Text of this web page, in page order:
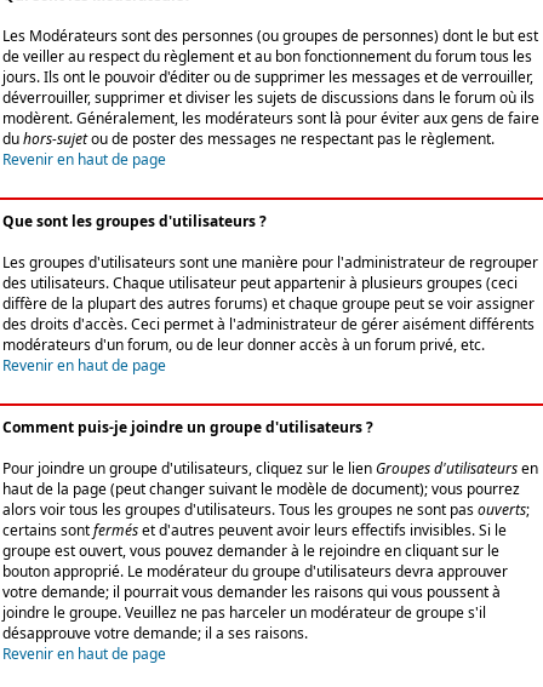
Les Modérateurs sont des personnes (ou groupes de personnes) dont le but est
de veiller au respect du règlement et au bon fonctionnement du forum tous les
jours. Ils ont le pouvoir d'éditer ou de supprimer les messages et de verrouiller,
déverrouiller, supprimer et diviser les sujets de discussions dans le forum où ils
modèrent. Généralement, les modérateurs sont là pour éviter aux gens de faire
duhors-sujetou de poster des messages ne respectant pas le règlement.
Revenir en haut de page
Que sont les groupes d'utilisateurs ?
Les groupes d'utilisateurs sont une manière pour l'administrateur de regrouper
des utilisateurs. Chaque utilisateur peut appartenir à plusieurs groupes (ceci
diffère de la plupart des autres forums) et chaque groupe peut se voir assigner
des droits d'accès. Ceci permet à l'administrateur de gérer aisément différents
modérateurs d'un forum, ou de leur donner accès à un forum privé, etc.
Revenir en haut de page
Comment puis-je joindre un groupe d'utilisateurs ?
Pour joindre un groupe d'utilisateurs, cliquez sur le lienGroupes d'utilisateursen
haut de la page (peut changer suivant le modèle de document); vous pourrez
alors voir tous les groupes d'utilisateurs. Tous les groupes ne sont pasouverts;
certains sontferméset d'autres peuvent avoir leurs effectifs invisibles. Si le
groupe est ouvert, vous pouvez demander à le rejoindre en cliquant sur le
bouton approprié. Le modérateur du groupe d'utilisateurs devra approuver
votre demande; il pourrait vous demander les raisons qui vous poussent à
joindre le groupe. Veuillez ne pas harceler un modérateur de groupe s'il
désapprouve votre demande; il a ses raisons.
Revenir en haut de page